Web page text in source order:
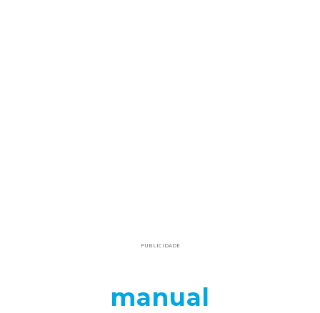
PUBLICIDADE
manual